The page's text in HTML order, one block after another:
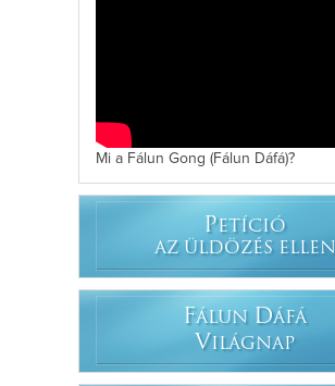
Mi a Fálun Gong (Fálun Dáfá)?
PETÍCIÓ
AZ ÜLDÖZÉS ELLEN
FÁLUN DÁFÁ
VILÁGNAP